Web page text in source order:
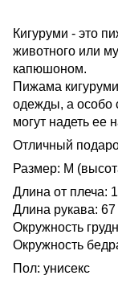
Кигуруми - это
животного или
капюшоном.
Пижама
одежды, а особо
могут надеть ее
Отличный
Размер: M
Длина от плеча:
Длина рукава: 67
Окружность
Окружность
Пол: унисекс